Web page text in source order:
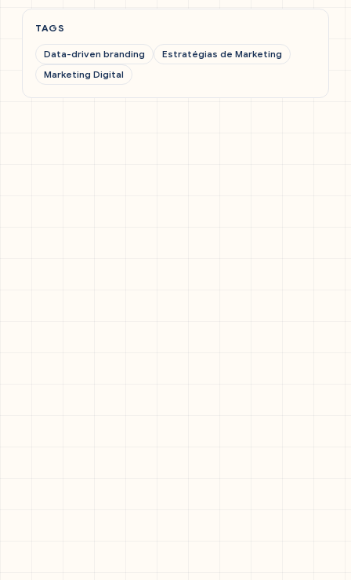
TAGS
Data-driven branding
Estratégias de Marketing
Marketing Digital